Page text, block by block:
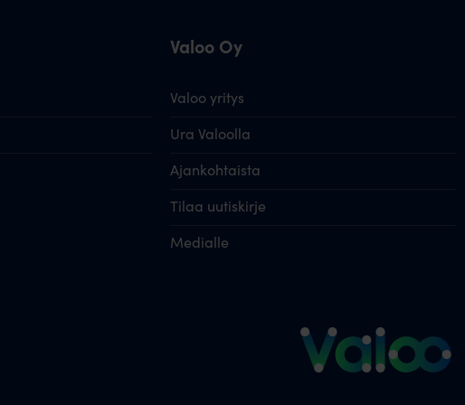
Valoo Oy
Valoo yritys
Ura Valoolla
Ajankohtaista
Tilaa uutiskirje
Medialle